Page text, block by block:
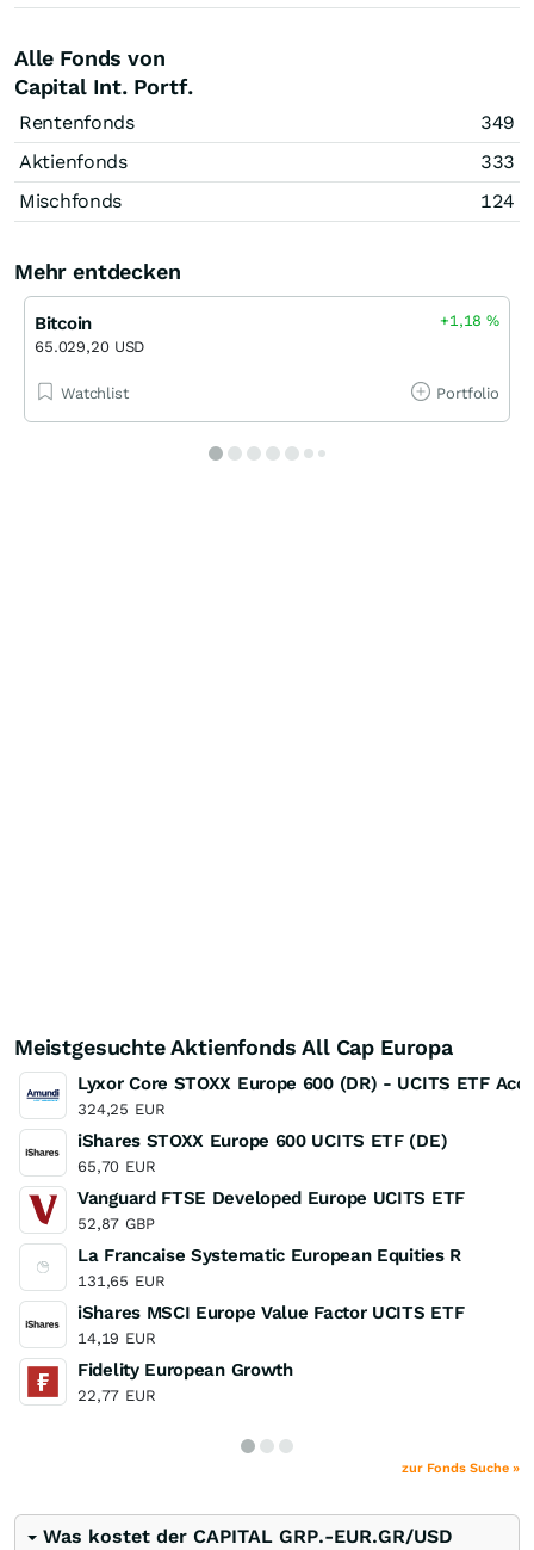
Alle Fonds von
Capital Int. Portf.
Rentenfonds
349
Aktienfonds
333
Mischfonds
124
Mehr entdecken
Bitcoin
65.029,20 USD
+1,18%
Watchlist Portfolio
Meistgesuchte Aktienfonds All Cap Europa
Lyxor Core STOXX Europe 600 (DR) - UCITS ETF Acc
324,25 EUR
iShares STOXX Europe 600 UCITS ETF (DE)
65,70 EUR
Vanguard FTSE Developed Europe UCITS ETF
52,87 GBP
La Francaise Systematic European Equities R
131,65 EUR
iShares MSCI Europe Value Factor UCITS ETF
14,19 EUR
Fidelity European Growth
22,77 EUR
zur Fonds Suche »
Was kostet der CAPITAL GRP.-EUR.GR/USD